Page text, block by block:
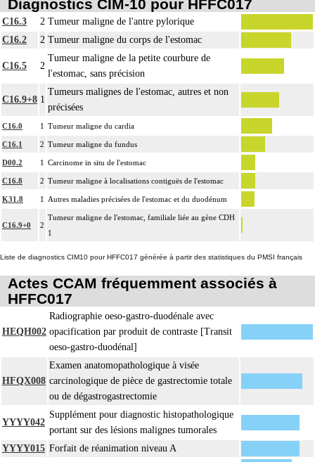
Diagnostics CIM-10 pour HFFC017
C16.3 2 Tumeur maligne de l'antre pylorique
C16.2
2 Tumeur maligne du corps de l'estomac
C16.5 2
Tumeur maligne de la petite courbure de
l'estomac, sans précision
C16.9+8 1
Tumeurs malignes de l'estomac, autres et non
précisées
C16.0 1 Tumeur maligne du cardia
C16.1 2 Tumeur maligne du fundus
D00.2 1 Carcinome in situ de l'estomac
C16.8 2 Tumeur maligne à localisations contiguës de l'estomac
K31.8 1 Autres maladies précisées de l'estomac et du duodénum
C16.9+0 2
Tumeur maligne de l'estomac, familiale liée au gène CDH
1
Liste de diagnostics CIM10 pour HFFC017 générée à partir des statistiques du PMSI français
Actes CCAM fréquemment associés à
HFFC017
HEQH002
Radiographie oeso-gastro-duodénale avec
opacification par produit de contraste [Transit
oeso-gastro-duodénal]
HFQX008
Examen anatomopathologique à visée
carcinologique de pièce de gastrectomie totale
ou de dégastrogastrectomie
YYYY042
Supplément pour diagnostic histopathologique
portant sur des lésions malignes tumorales
YYYY015 Forfait de réanimation niveau A